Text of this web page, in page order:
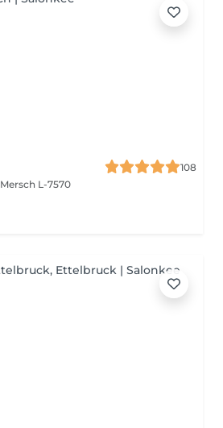
108
Mersch L-7570